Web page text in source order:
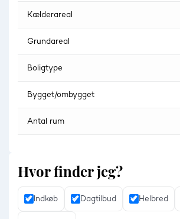
Kælderareal
Grundareal
Boligtype
Bygget/ombygget
Antal rum
Hvor finder jeg?
Indkøb Dagtilbud Helbred